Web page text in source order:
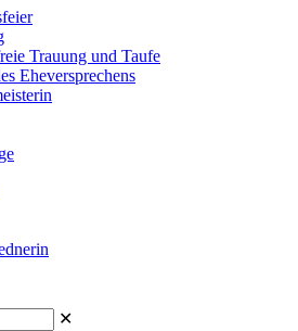
Trauung und Taufe
Eheversprechens
✕